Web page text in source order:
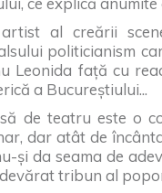
al creării
politicianism
Leonida față cu
a Bucureștiului...
de teatru este o
dar atât de
și da seama de
tribun al